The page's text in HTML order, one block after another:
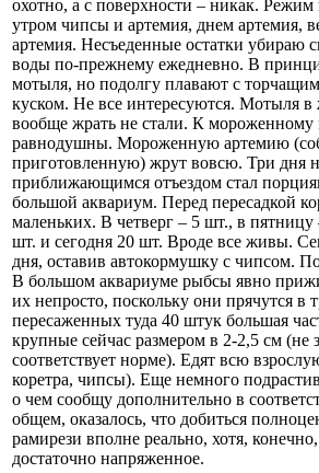
охотно, а с поверхности – никак. Режим
утром чипсы и артемия, днем артемия,
артемия. Несъеденные остатки
воды по-прежнему ежедневно. В
мотыля, но подолгу плавают с
куском. Не все интересуются. Мотыля в
вообще жрать не стали. К мороженному
равнодушны. Мороженную артемию
приготовленную) жрут вовсю. Три дня
приближающимся отъездом стал
большой аквариум. Перед пересадкой
маленьких. В четверг – 5 шт., в пятницу
шт. и сегодня 20 шт. Вроде все живы.
дня, оставив автокормушку с чипсом.
В большом аквариуме рыбсы явно
их непросто, поскольку они прячутся в
пересаженных туда 40 штук большая
крупные сейчас размером в 2-2,5 см (не
соответствует норме). Едят всю
коретра, чипсы). Еще немного
о чем сообщу дополнительно в
общем, оказалось, что добиться
рамирези вполне реально, хотя, конечно,
достаточно напряженное.